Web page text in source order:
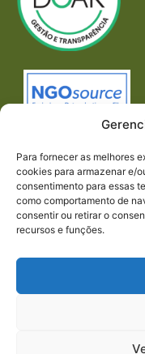
Para fornecer as melhores
cookies para armazenar e/
consentimento para essas
como comportamento de
consentir ou retirar o
recursos e funções.